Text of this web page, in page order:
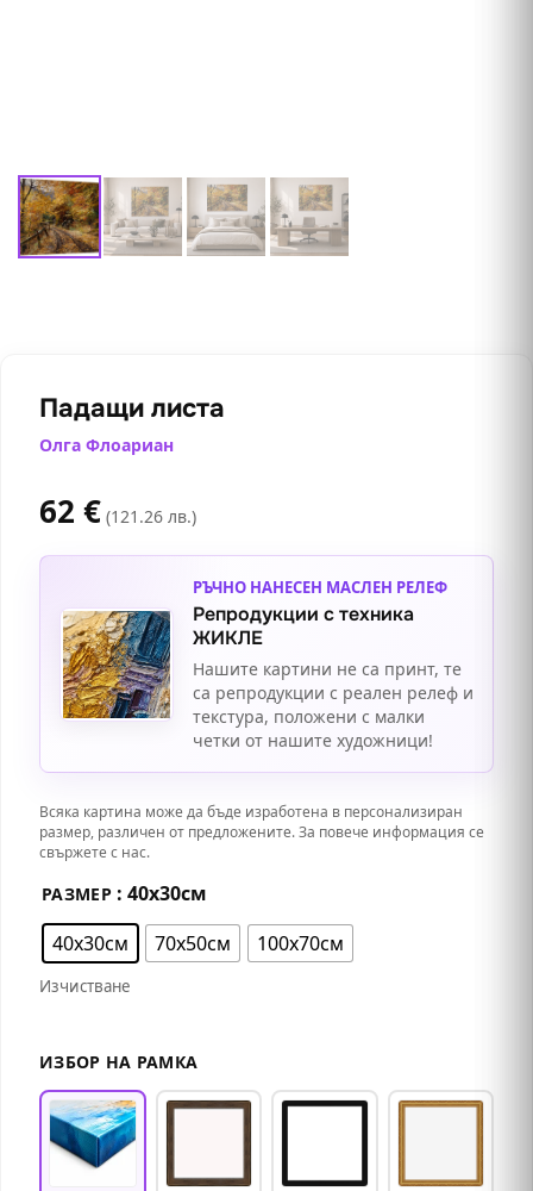
Падащи листа
Олга Флоариан
62 € (121.26 лв.)
РЪЧНО НАНЕСЕН МАСЛЕН РЕЛЕФ
Репродукции с техника
ЖИКЛЕ
Нашите картини не са принт, те
са репродукции с реален релеф и
текстура, положени с малки
четки от нашите художници!
Всяка картина може да бъде изработена в персонализиран
размер, различен от предложените. За повече информация се
свържете с нас.
РАЗМЕР : 40х30см
40х30см
70х50см 100х70см
Изчистване
ИЗБОР НА РАМКА